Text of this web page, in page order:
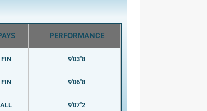
PERFORMANCE
FIN 9'03"8
FIN 9'06"8
ALL 9'07"2